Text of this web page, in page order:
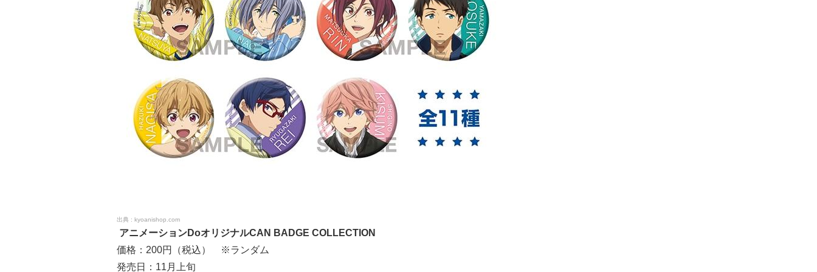
kyoanishop.com
アニメーションDoオリジナルCAN BADGE COLLECTION
価格：200円（税込） ※ランダム
発売日：11月上旬